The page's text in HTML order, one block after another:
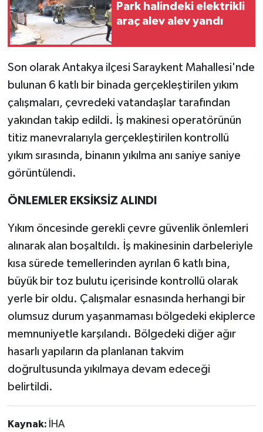
Park halindeki elektrikli
araç alev alev yandı
Son olarak Antakya ilçesi Saraykent Mahallesi'nde
bulunan 6 katlı bir binada gerçekleştirilen yıkım
çalışmaları, çevredeki vatandaşlar tarafından
yakından takip edildi. İş makinesi operatörünün
titiz manevralarıyla gerçekleştirilen kontrollü
yıkım sırasında, binanın yıkılma anı saniye saniye
görüntülendi.
ÖNLEMLER EKSİKSİZ ALINDI
Yıkım öncesinde gerekli çevre güvenlik önlemleri
alınarak alan boşaltıldı. İş makinesinin darbeleriyle
kısa sürede temellerinden ayrılan 6 katlı bina,
büyük bir toz bulutu içerisinde kontrollü olarak
yerle bir oldu. Çalışmalar esnasında herhangi bir
olumsuz durum yaşanmaması bölgedeki ekiplerce
memnuniyetle karşılandı. Bölgedeki diğer ağır
hasarlı yapıların da planlanan takvim
doğrultusunda yıkılmaya devam edeceği
belirtildi.
Kaynak: İHA